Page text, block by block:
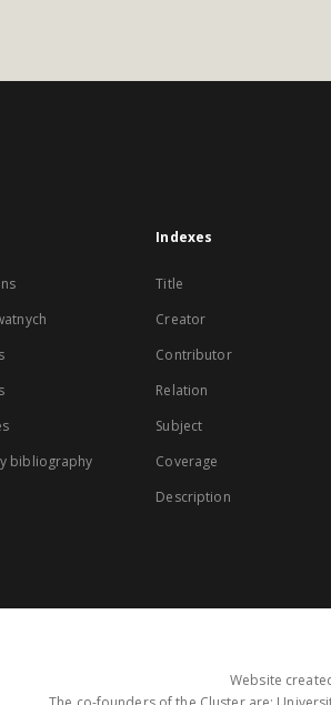
bibliography
Indexes
Title
Creator
Contributor
Relation
Subject
Coverage
Description
Website